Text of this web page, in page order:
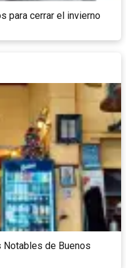
para cerrar el invierno
Notables de Buenos